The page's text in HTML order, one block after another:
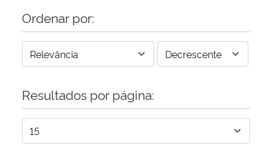
Secretaria de Governo
Gabinete de Segurança Institucional
Advocacia-Geral da União
Banco Central do Brasil
Ordenar por:
Resultados por página: